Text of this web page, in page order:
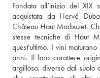
Fondata all’inizio del
acquistata da Hervé
Château Haut Marbuzet.
stesse tecniche di Haut
quest'ultimo. I vini
anni. Il loro carattere
argilloso, diverso dal suolo